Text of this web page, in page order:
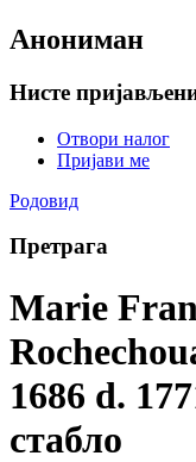
Анониман
Нисте
Отвори налог
Пријави ме
Родовид
Претрага
Marie
1686 d.
стабло